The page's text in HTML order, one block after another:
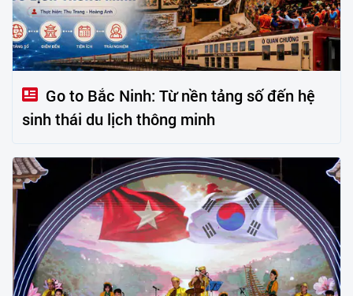
Go to Bắc Ninh: Từ nền tảng số đến hệ
sinh thái du lịch thông minh